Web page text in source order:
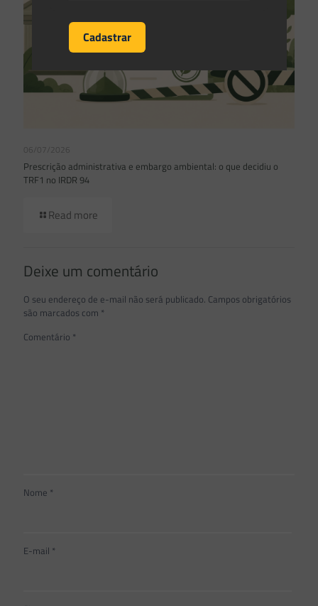
06/07/2026
Prescrição administrativa e embargo ambiental: o que decidiu o
TRF1 no IRDR 94
Read more
Deixe um comentário
O seu endereço de e-mail não será publicado. Campos obrigatórios
são marcados com *
Comentário *
Nome *
E-mail *